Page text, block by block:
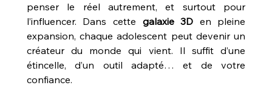
penser le réel autrement, et surtout pour
l’influencer. Dans cette galaxie 3D en pleine
expansion, chaque adolescent peut devenir un
créateur du monde qui vient. Il suffit d’une
étincelle, d’un outil adapté… et de votre
confiance.